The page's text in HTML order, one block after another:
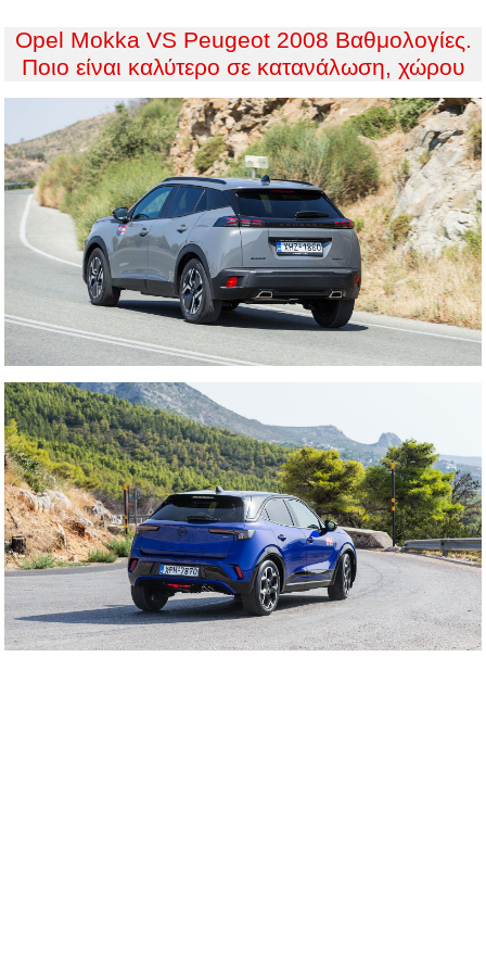
Opel Mokka VS Peugeot 2008 Βαθμολογίες.
Ποιο είναι καλύτερο σε κατανάλωση, χώρου